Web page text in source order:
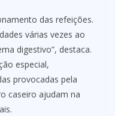
das refeições.
várias vezes ao
digestivo”, destaca.
especial,
provocadas pela
caseiro ajudam na